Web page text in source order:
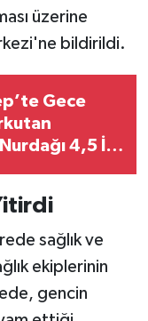
üzerine
bildirildi.
Gece
4,5 İle
sağlık ve
ekiplerinin
gencin